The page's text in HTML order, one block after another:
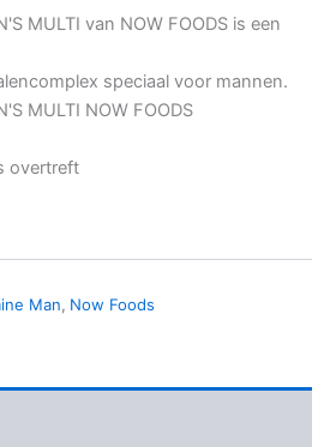
MULTI van NOW FOODS is een
speciaal voor mannen.
MULTI NOW FOODS
overtreft
Man, Now Foods